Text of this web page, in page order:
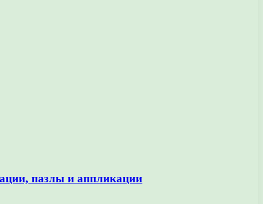
пазлы и аппликации